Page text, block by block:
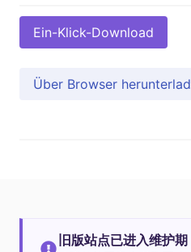
Ein-Klick-Download
Über Browser
旧版站点已进入维护期